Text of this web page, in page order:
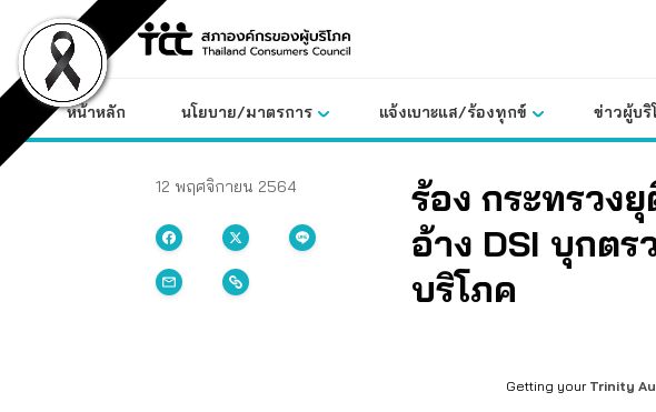
content
หน้าหลัก นโยบาย/มาตรการ แจ้งเบาะแส/ร้องทุกข์ ข่าวผู้บริ
12 พฤศจิกายน 2564
ร้อง กระทรวง
อ้าง DSI บุกต
บริโภค
Getting your Trinity